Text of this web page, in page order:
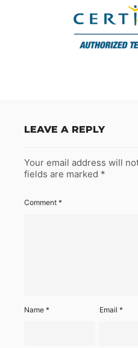
LEAVE A REPLY
Your email address will
fields are marked *
Comment *
Name * Email*